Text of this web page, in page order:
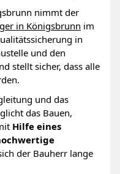
nimmt der
in Königsbrunn im
in
und den
stellt sicher, dass alle
und das
das Bauen,
Hilfe eines
der Bauherr lange